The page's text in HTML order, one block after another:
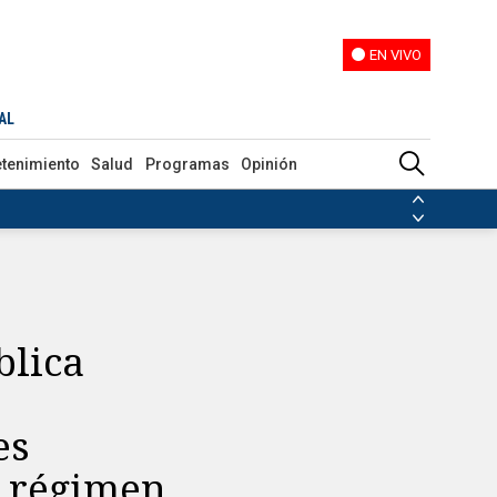
EN VIVO
Salud Programas Opinión
malignos" en medio de la presión al régimen cubano
de las FARC